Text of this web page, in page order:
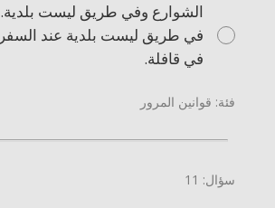
الشوارع وفي طريق ليست بلدية.
في طريق ليست بلدية عند السفر
في قافلة.
فئة: قوانين المرور
سؤال: 11